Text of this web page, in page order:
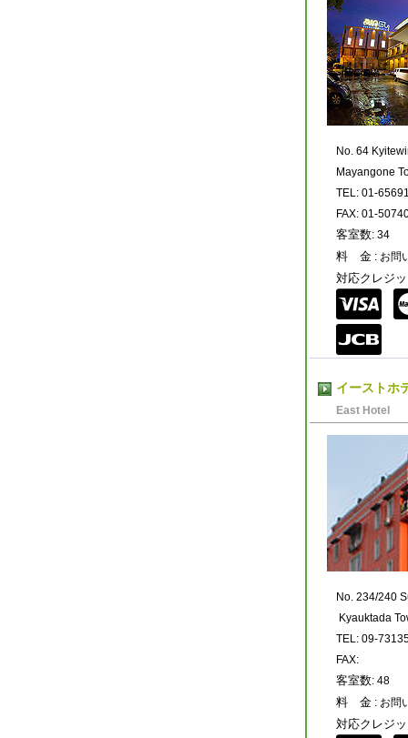
No. 64
Mayangone
TEL: 01-
FAX: 01-
客室数: 34
料 金 : お問
対応クレジ
イーストホ
East Hotel
No. 234/240
Kyauktada
TEL: 09-
FAX:
客室数: 48
料 金 : お問
対応クレジ